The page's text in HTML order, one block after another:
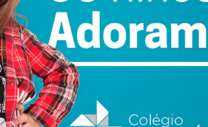
agora, com o novo quadro de gestão
2030 e Norte 2030, que
de novos domínios, como será
entre outros, do itinerário